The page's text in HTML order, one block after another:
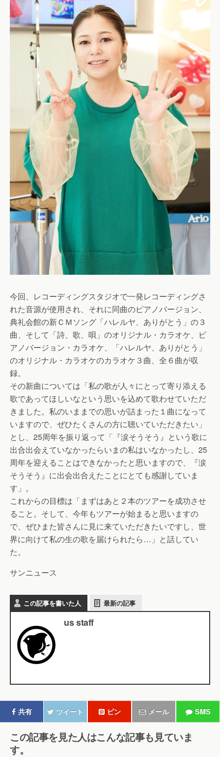
今回、レコーディングスタジオで一発レコーディングさ
れた音源が使用され、それに同曲のピアノバージョン、
典礼会館の新ＣＭソング「ハレルヤ、ありがとう」の３
曲、そして「詩、歌、唄」のオリジナル・カラオケ、ピ
アノバージョン・カラオケ、「ハレルヤ、ありがとう」
のオリジナル・カラオケのカラオケ３曲、全６曲が収
録。
その新曲については「私の歌が人々にとって寄り添える
歌であってほしいなという思いを込めて歌わせていただ
きました。私のいままでの思いが詰まった１曲になって
いますので、ぜひたくさんの方に聴いていただきたい」
とし、25周年を振り返って「『涙そうそう』という歌に
出合出会えていなかったらいまの私はいなかったし、25
周年を迎えることはできなかったと思いますので、『涙
そうそう』に出会出合えたことにとても感謝していま
す」。
これからの目標は「まずはあと２本のツアーを成功させ
ること。そして、今年もツアーが始まると思いますの
で、ぜひまた皆さんに見に来ていただきたいですし、世
界に向けて私の生の歌を届けられたら…」と話してい
た。
サンニュース
この記事を書いた人 最新の記事
us staff
共有 ツイート ピン メール SMS
この記事を見た人はこんな記事も見ていま
す。